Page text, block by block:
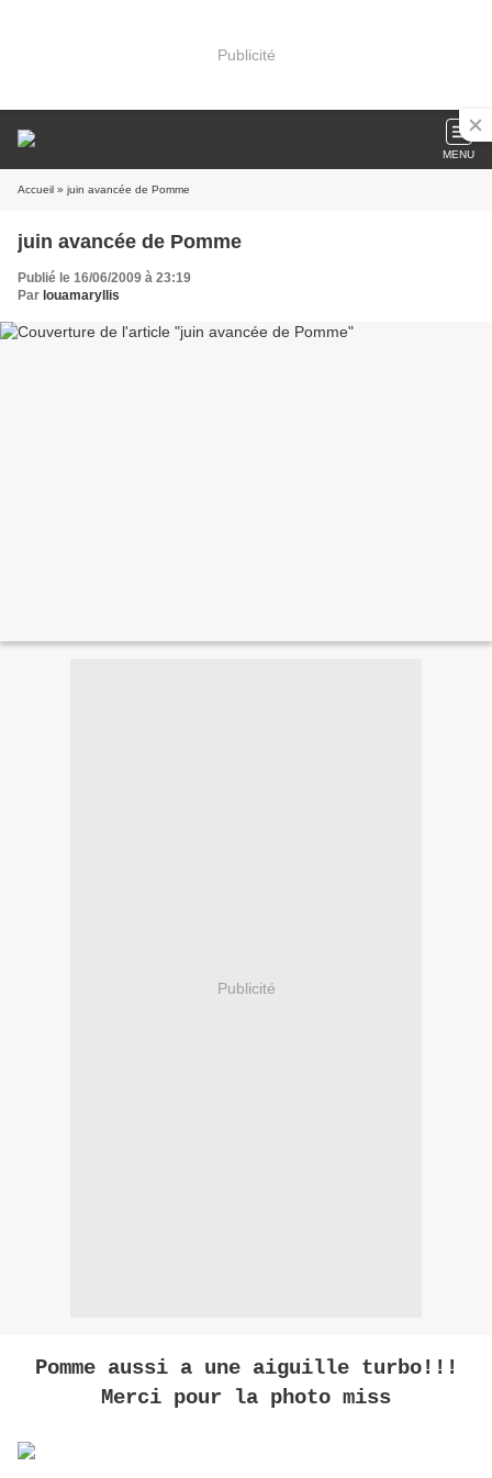
Publicité
MENU
Accueil » juin avancée de Pomme
juin avancée de Pomme
Publié le 16/06/2009 à 23:19
Par louamaryllis
Publicité
Pomme aussi a une aiguille turbo!!!
Merci pour la photo miss